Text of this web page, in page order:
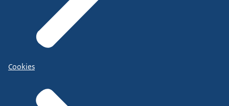
Cookies